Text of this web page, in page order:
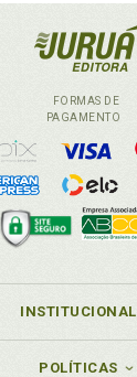
FORMAS DE
PAGAMENTO
INSTITUCIONAL
POLÍTICAS